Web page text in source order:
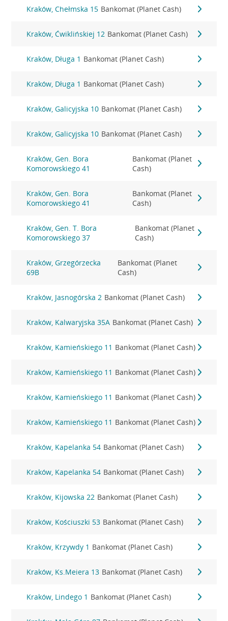
Kraków, Chełmska 15 Bankomat (Planet Cash)
Kraków, Ćwiklińskiej 12 Bankomat (Planet Cash)
Kraków, Długa 1 Bankomat (Planet Cash)
Kraków, Długa 1 Bankomat (Planet Cash)
Kraków, Galicyjska 10 Bankomat (Planet Cash)
Kraków, Galicyjska 10 Bankomat (Planet Cash)
Kraków, Gen. Bora
Komorowskiego 41
Bankomat (Planet
Cash)
Kraków, Gen. Bora
Komorowskiego 41
Bankomat (Planet
Cash)
Kraków, Gen. T. Bora
Komorowskiego 37
Bankomat (Planet
Cash)
Kraków, Grzegórzecka
69B
Bankomat (Planet
Cash)
Kraków, Jasnogórska 2 Bankomat (Planet Cash)
Kraków, Kalwaryjska 35A Bankomat (Planet Cash)
Kraków, Kamieńskiego 11 Bankomat (Planet Cash)
Kraków, Kamieńskiego 11 Bankomat (Planet Cash)
Kraków, Kamieńskiego 11 Bankomat (Planet Cash)
Kraków, Kamieńskiego 11 Bankomat (Planet Cash)
Kraków, Kapelanka 54 Bankomat (Planet Cash)
Kraków, Kapelanka 54 Bankomat (Planet Cash)
Kraków, Kijowska 22 Bankomat (Planet Cash)
Kraków, Kościuszki 53 Bankomat (Planet Cash)
Kraków, Krzywdy 1 Bankomat (Planet Cash)
Kraków, Ks.Meiera 13 Bankomat (Planet Cash)
Kraków, Lindego 1 Bankomat (Planet Cash)